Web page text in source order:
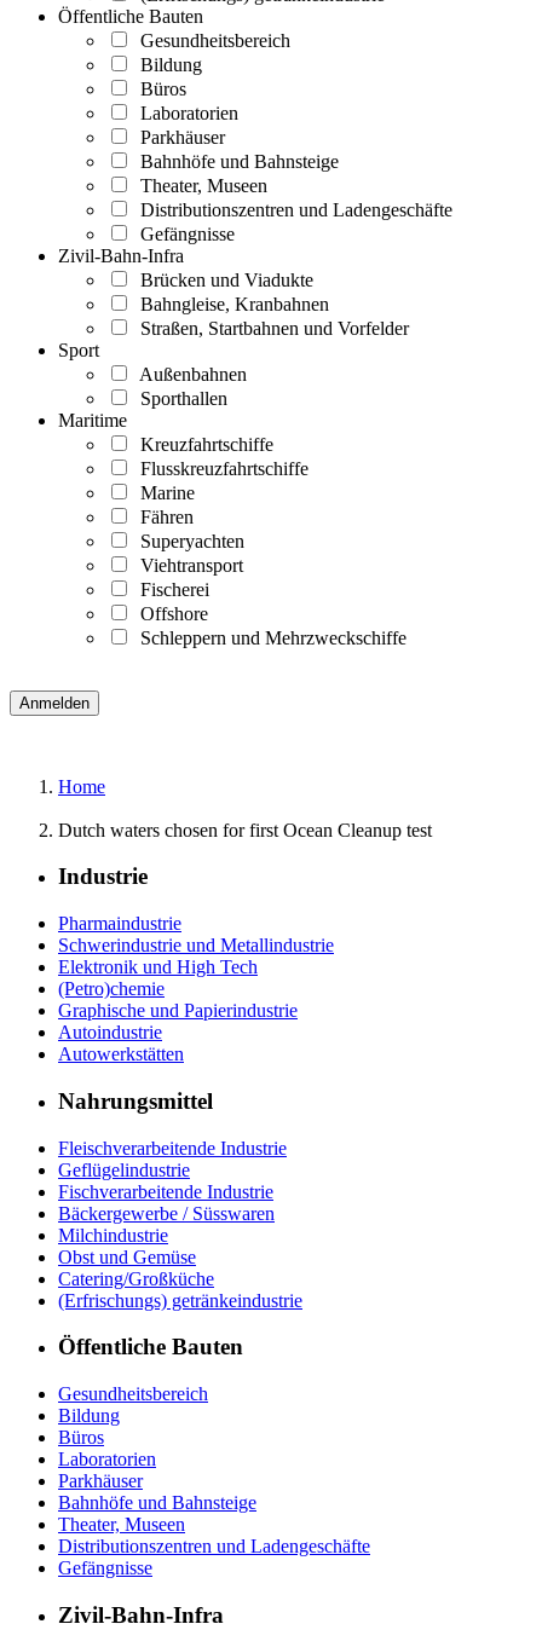
Öffentliche Bauten
Gesundheitsbereich
Bildung
Büros
Laboratorien
Parkhäuser
Bahnhöfe und Bahnsteige
Theater, Museen
Distributionszentren und Ladengeschäfte
Gefängnisse
Zivil-Bahn-Infra
Brücken und Viadukte
Bahngleise, Kranbahnen
Straßen, Startbahnen und Vorfelder
Sport
Außenbahnen
Sporthallen
Maritime
Kreuzfahrtschiffe
Flusskreuzfahrtschiffe
Marine
Fähren
Superyachten
Viehtransport
Fischerei
Offshore
Schleppern und Mehrzweckschiffe
Home
Dutch waters chosen for first Ocean Cleanup test
Industrie
Pharmaindustrie
Schwerindustrie und Metallindustrie
Elektronik und High Tech
(Petro)chemie
Graphische und Papierindustrie
Autoindustrie
Autowerkstätten
Nahrungsmittel
Fleischverarbeitende Industrie
Geflügelindustrie
Fischverarbeitende Industrie
Bäckergewerbe / Süsswaren
Milchindustrie
Obst und Gemüse
Catering/Großküche
(Erfrischungs) getränkeindustrie
Öffentliche Bauten
Gesundheitsbereich
Bildung
Büros
Laboratorien
Parkhäuser
Bahnhöfe und Bahnsteige
Theater, Museen
Distributionszentren und Ladengeschäfte
Gefängnisse
Zivil-Bahn-Infra